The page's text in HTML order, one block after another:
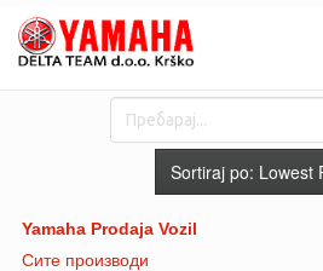
Sortiraj po: Lowest
Yamaha Prodaja Vozil
Сите производи